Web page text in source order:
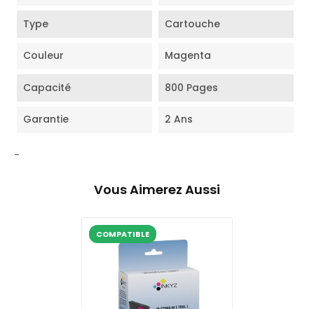
Type Cartouche
Couleur Magenta
Capacité 800 Pages
Garantie 2 Ans
-
Vous Aimerez Aussi
COMPATIBLE